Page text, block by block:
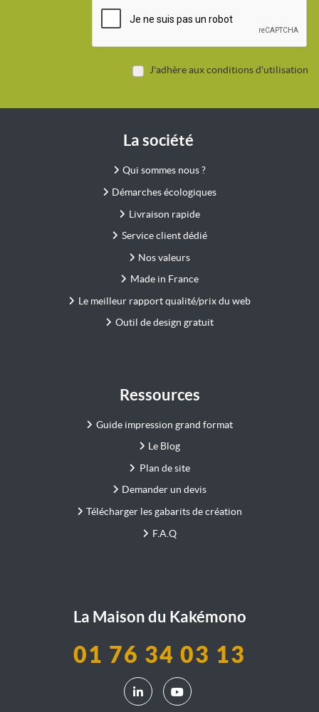
J'adhère aux conditions d'utilisation
La société
Qui sommes nous ?
Démarches écologiques
Livraison rapide
Service client dédié
Nos valeurs
Made in France
Le meilleur rapport qualité/prix du web
Outil de design gratuit
Ressources
Guide impression grand format
Le Blog
Plan de site
Demander un devis
Télécharger les gabarits de création
F.A.Q
La Maison du Kakémono
01 76 34 03 13
LinkedIn La Maison du Kakémono